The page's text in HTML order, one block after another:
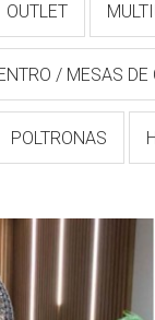
OUTLET
/ MESAS
POLTRONAS